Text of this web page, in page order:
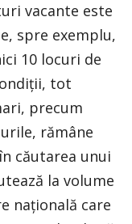
vacante este
spre exemplu,
10 locuri de
tot
precum
rămâne
căutarea unui
la volume
națională care